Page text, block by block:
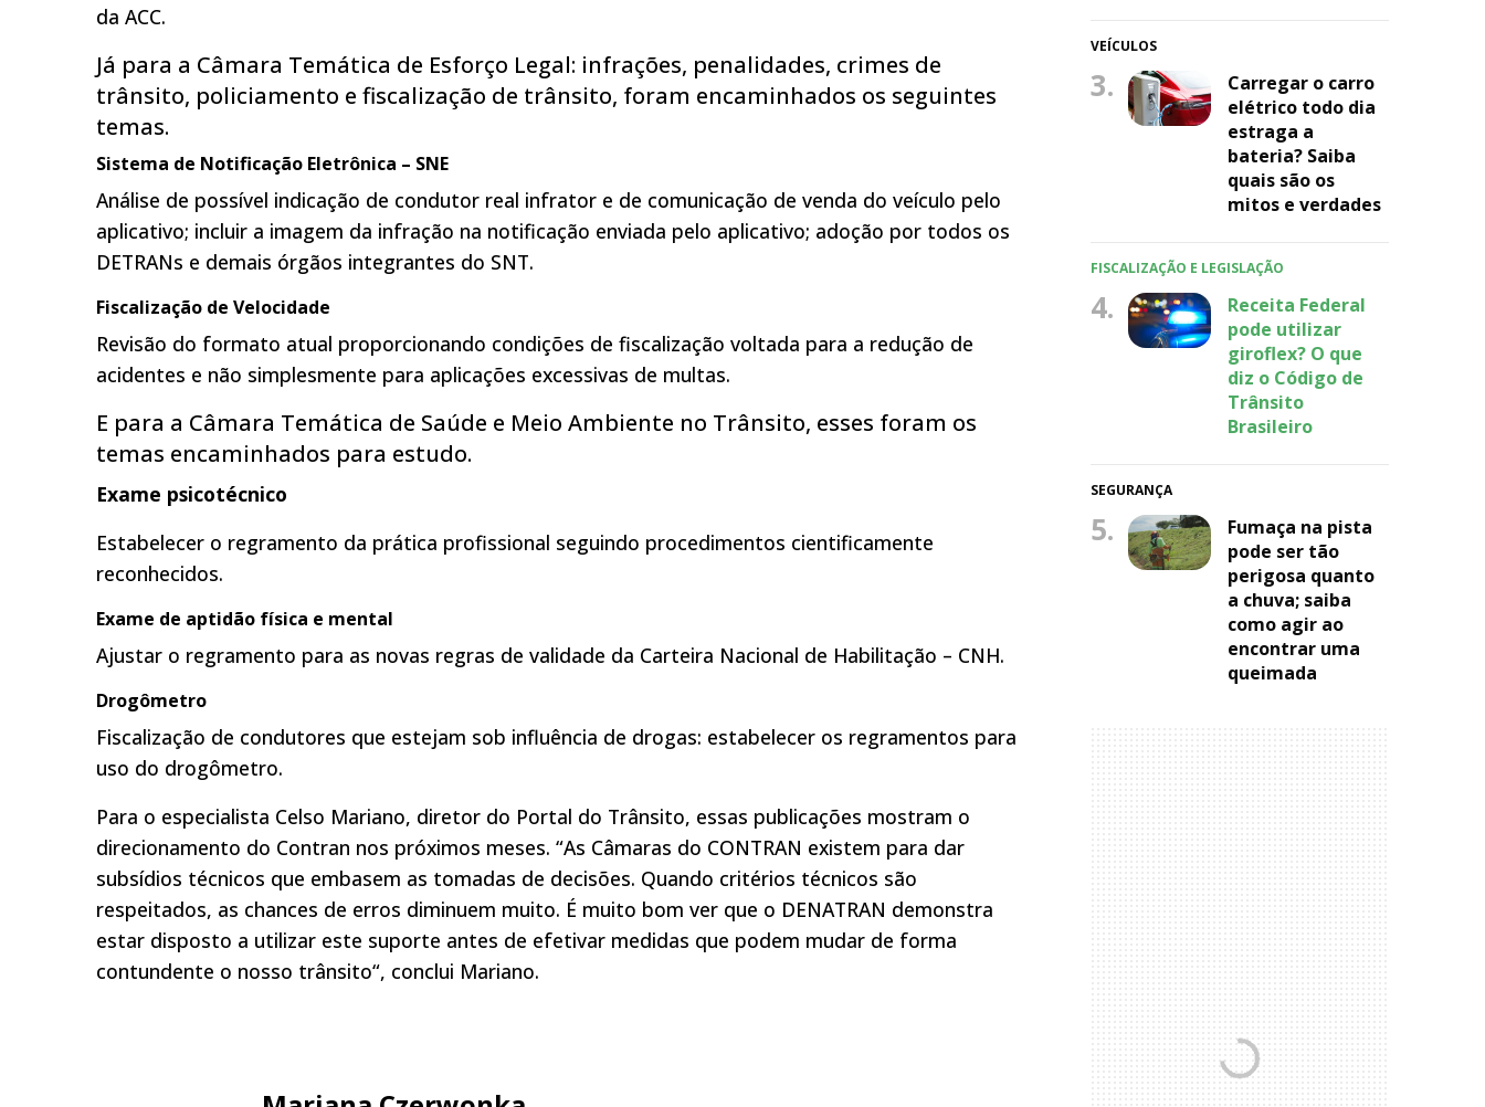
da ACC.
Já para a Câmara Temática de Esforço Legal: infrações, penalidades, crimes de
trânsito, policiamento e fiscalização de trânsito, foram encaminhados os seguintes
temas.
Sistema de Notificação Eletrônica – SNE
Análise de possível indicação de condutor real infrator e de comunicação de venda do veículo pelo
aplicativo; incluir a imagem da infração na notificação enviada pelo aplicativo; adoção por todos os
DETRANs e demais órgãos integrantes do SNT.
Fiscalização de Velocidade
Revisão do formato atual proporcionando condições de fiscalização voltada para a redução de
acidentes e não simplesmente para aplicações excessivas de multas.
E para a Câmara Temática de Saúde e Meio Ambiente no Trânsito, esses foram os
temas encaminhados para estudo.
Exame psicotécnico
Estabelecer o regramento da prática profissional seguindo procedimentos cientificamente
reconhecidos.
Exame de aptidão física e mental
Ajustar o regramento para as novas regras de validade da Carteira Nacional de Habilitação – CNH.
Drogômetro
Fiscalização de condutores que estejam sob influência de drogas: estabelecer os regramentos para
uso do drogômetro.
Para o especialista Celso Mariano, diretor do Portal do Trânsito, essas publicações mostram o
direcionamento do Contran nos próximos meses. “As Câmaras do CONTRAN existem para dar
subsídios técnicos que embasem as tomadas de decisões. Quando critérios técnicos são
respeitados, as chances de erros diminuem muito. É muito bom ver que o DENATRAN demonstra
estar disposto a utilizar este suporte antes de efetivar medidas que podem mudar de forma
contundente o nosso trânsito“, conclui Mariano.
VEÍCULOS
3.
Carregar o carro
elétrico todo dia
estraga a
bateria? Saiba
quais são os
mitos e verdades
FISCALIZAÇÃO E LEGISLAÇÃO
4.
Receita Federal
pode utilizar
giroflex? O que
diz o Código de
Trânsito
Brasileiro
SEGURANÇA
5.
Fumaça na pista
pode ser tão
perigosa quanto
a chuva; saiba
como agir ao
encontrar uma
queimada